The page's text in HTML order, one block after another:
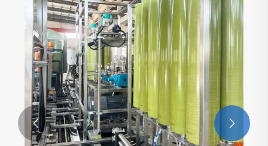
 